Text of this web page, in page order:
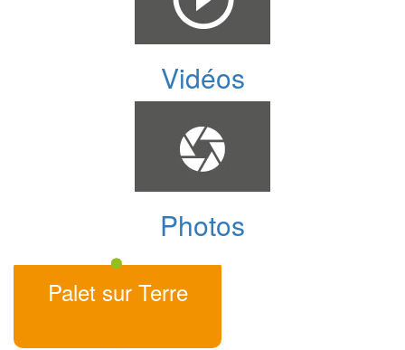
Vidéos
Photos
Palet sur Terre